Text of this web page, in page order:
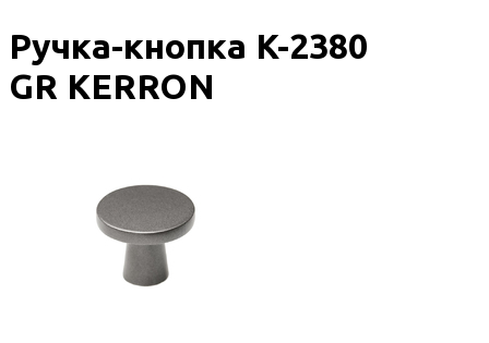
Ручка-кнопка K-2380
GR KERRON